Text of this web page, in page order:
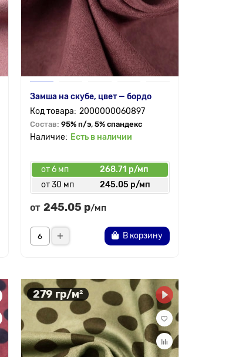
Замша на скубе, цвет — бордо
2000000060897
Состав: 95% п/э, 5% спандекс
Есть в наличии
от 6 мп
268.71 р/мп
от 30 мп
245.05 р/мп
от 245.05 р/мп
В корзину
279 гр/м²